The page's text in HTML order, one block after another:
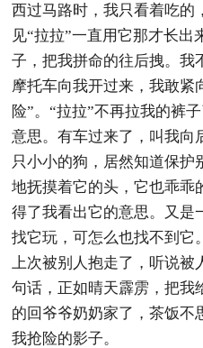
西过马路时，我只看着吃的
见“拉拉”一直用它那才长
子，把我拼命的往后拽。我
摩托车向我开过来，我敢紧
险”。“拉拉”不再拉我的裤
意思。有车过来了，叫我向
只小小的狗，居然知道保护
地抚摸着它的头，它也乖乖
得了我看出它的意思。又是
找它玩，可怎么也找不到它
上次被别人抱走了，听说
句话，正如晴天霹雳，把我
的回爷爷奶奶家了，茶饭不
我抢险的影子。